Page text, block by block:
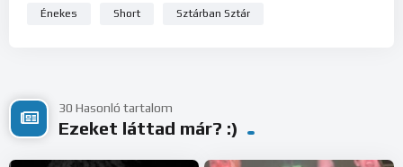
Énekes Short Sztárban Sztár
30 Hasonló tartalom
Ezeket láttad már? :)